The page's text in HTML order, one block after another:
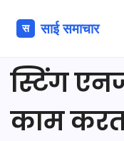
स्टिंग
काम